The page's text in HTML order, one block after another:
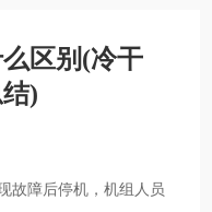
区别(冷干
)
故障后停机，机组人员